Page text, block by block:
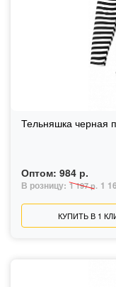
Тельняшка черная
Оптом: 984 р.
В розницу: 1 197 р. 1
КУПИТЬ В 1